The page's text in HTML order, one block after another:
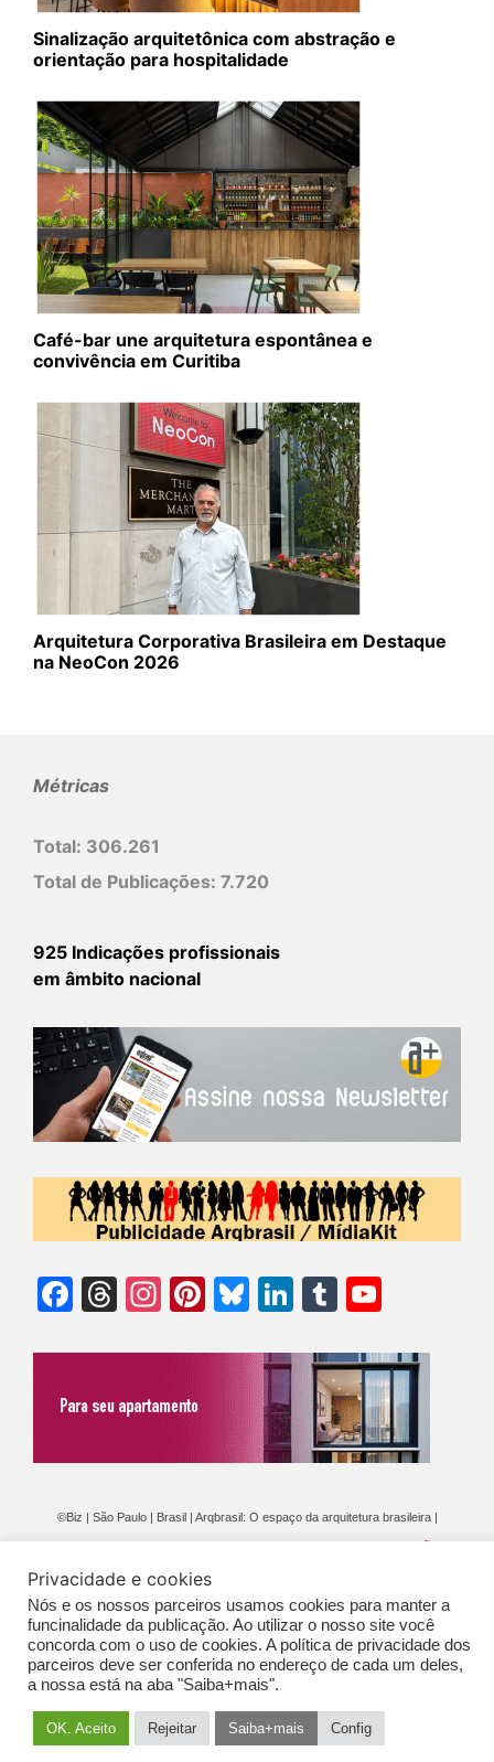
Sinalização arquitetônica com abstração e
orientação para hospitalidade
Café-bar une arquitetura espontânea e
convivência em Curitiba
Arquitetura Corporativa Brasileira em Destaque
na NeoCon 2026
Métricas
Total: 306.261
Total de Publicações: 7.720
925 Indicações profissionais
em âmbito nacional
Facebook
Threads
Instagram
Pinterest
Bluesky
LinkedIn
Tumblr
©Biz | São Paulo | Brasil | Arqbrasil: O espaço da arquitetura brasileira |
GERAIS DE PUBLICAÇÃO (CGP
Privacidade e cookies
Nós e os nossos parceiros usamos cookies para manter a
funcinalidade da publicação. Ao utilizar o nosso site você
concorda com o uso de cookies. A política de privacidade dos
parceiros deve ser conferida no endereço de cada um deles,
a nossa está na aba "Saiba+mais".
OK. Aceito Rejeitar Saiba+mais Config